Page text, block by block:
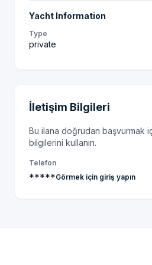
Yacht Information
Type
private
İletişim Bilgileri
Bu ilana doğrudan başvurmak
bilgilerini kullanın.
Telefon
*****Görmek için giriş yapın